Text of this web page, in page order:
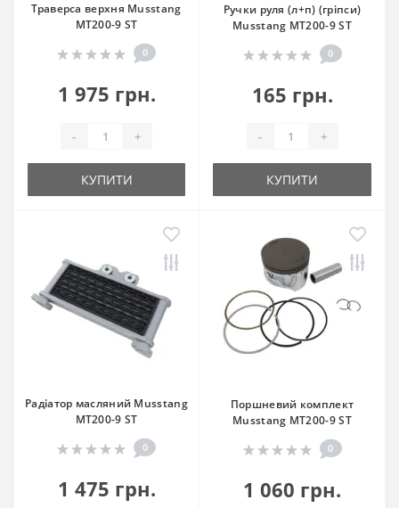
Траверса верхня Musstang
МТ200-9 ST
0
1 975 грн.
- +
КУПИТИ
Ручки руля (л+п) (гріпси)
Musstang МТ200-9 ST
0
165 грн.
- +
КУПИТИ
Радіатор масляний Musstang
МТ200-9 ST
0
1 475 грн.
Поршневий комплект
Musstang МТ200-9 ST
0
1 060 грн.